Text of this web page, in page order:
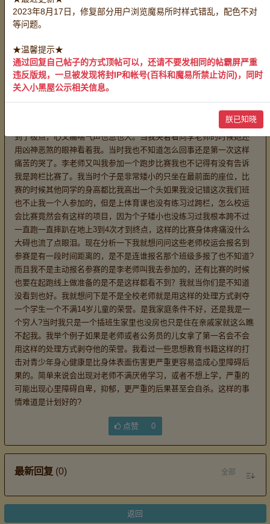
事一般都是答应的，我也不知道怎么回事也只能答应了。这次比赛我
拿了第一名，当时的心情是非常高兴的。毕竟我读书也没得过第一
名，这次比赛是我人生以来第一次拿第一名也是我第一次的荣誉，当
时的心情是多么的高兴多么的自豪。可是回到教室里班主任李老师却
当着全班同学告诉我，这次短跑比赛因为我们班有两个同学参加了别
人班只参加一个大概就是说这次短跑比赛对别人班级不公平这样的比
赛不算数，反正就是说我拿了第一名也是不作数的，只能给我一个安w
接涌出来的，我强忍着眼泪趴在桌子上但是终究还是敌不过这样的打
击，哭喊声一下子响遍了整个教室泪水哇啦啦的直喷出来，心里难受
到了极点，心又痛喘气声也急也大。当我哭着看向李老师的时候她还
用凶神恶煞的眼神看着我。当时我也不知道怎么回事还是第一次这样
痛苦的哭了。李老师又叫我参加一个跑步比赛我也不记得有没有告诉
我是跨栏比赛了。我当时个子是非常矮小的只坐在最前面的座位，比
赛的时候其他同学的身高都比我高出一个头如果我没记错这次我们班
也不止我一个人参加的，但是上体育课也没有练习过跨栏，怎么校运
会比赛竟然会有这样的项目，因为个子矮小也没练习过我根本跨不过
一直跑一直摔趴在地上3到4次才到终点，这样的比赛身体疼痛没什么
大碍也流了点眼泪。现在分析一下我就想问问这些老师校运会报名到
参赛是有一段时间距离的，是不是连谁报名那个班级多报了也不知道?
而且我不是主动报名参赛的是李老师叫我去参加的，还有比赛的时候
也要在起跑线上做准备的是不是这样都看不到？我就当你们是不知道
没看到也好。我就想问下是不是全校老师就是用这样的处理方式剥夺
一个学生一个不满14岁儿童的荣誉。是我家庭条件不好，还是我是一
个穷人?当时我只是一个插班生家里也没房也只是住在亲戚家就这么瞧
不起我。我举个例子如果是老师或者公务员的儿女拿了第一名会不会
用这样的处理方式剥夺他的荣誉。我看过一些思想教育书籍这样的打
击对青少年身心健康是比身体表面伤害更严重更容易造成心里障碍后
果的。简单来说会出现对老师不满厌倦学习，或者不想上学，严重的
可能出现心里障碍自卑，抑郁，更严重的后果甚至会自杀。这样的事
情难道是计划好的?
点赞 0
最新回复(0) 全部
返回
2023年8月17日，修复部分用户浏览魔易所时样式错乱，配色不对
等问题。
★温馨提示★
通过回复自己帖子的方式顶帖可以，还请不要发相同的帖霸屏严重
违反版规，一旦被发现将封IP和帐号(百科和魔易所禁止访问)，同时
关入小黑屋公示相关信息。
朕已知晓